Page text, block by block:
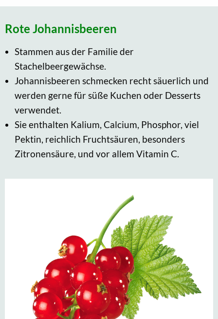
Rote Johannisbeeren
Stammen aus der Familie der
Stachelbeergewächse.
Johannisbeeren schmecken recht säuerlich und
werden gerne für süße Kuchen oder Desserts
verwendet.
Sie enthalten Kalium, Calcium, Phosphor, viel
Pektin, reichlich Fruchtsäuren, besonders
Zitronensäure, und vor allem Vitamin C.